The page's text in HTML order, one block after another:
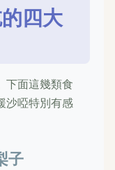
四大
下面這幾類食
沙啞特別有感
子